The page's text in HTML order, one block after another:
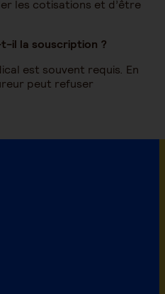
les cotisations et d’être
il la souscription ?
est souvent requis. En
peut refuser